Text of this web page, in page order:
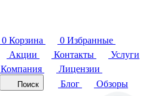
0 Корзина 0 Избранные
Акции Контакты
Услуги
Компания
Лицензии
Поиск Блог
Обзоры